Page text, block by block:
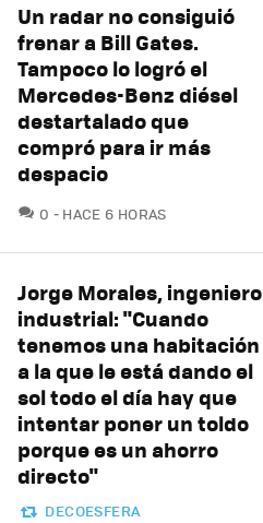
Un radar no consiguió
frenar a Bill Gates.
Tampoco lo logró el
Mercedes-Benz diésel
destartalado que
compró para ir más
despacio
0 COMENTARIOS
HACE 6 HORAS
Jorge Morales, ingeniero
industrial: "Cuando
tenemos una habitación
a la que le está dando el
sol todo el día hay que
intentar poner un toldo
porque es un ahorro
directo"
DECOESFERA